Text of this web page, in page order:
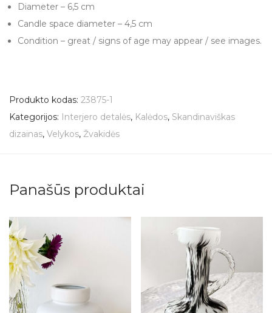
Diameter – 6,5 cm
Candle space diameter – 4,5 cm
Condition – great / signs of age may appear / see images.
Produkto kodas: 23875-1
Kategorijos: Interjero detalės, Kalėdos, Skandinaviškas
dizainas, Velykos, Žvakidės
Panašūs produktai